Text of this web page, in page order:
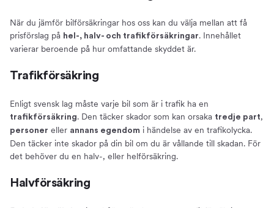
När du jämför bilförsäkringar hos oss kan du välja mellan att få
prisförslag på hel-, halv- och trafikförsäkringar. Innehållet
varierar beroende på hur omfattande skyddet är.
Trafikförsäkring
Enligt svensk lag måste varje bil som är i trafik ha en
trafikförsäkring. Den täcker skador som kan orsaka tredje part,
personer eller annans egendom i händelse av en trafikolycka.
Den täcker inte skador på din bil om du är vållande till skadan. För
det behöver du en halv-, eller helförsäkring.
Halvförsäkring